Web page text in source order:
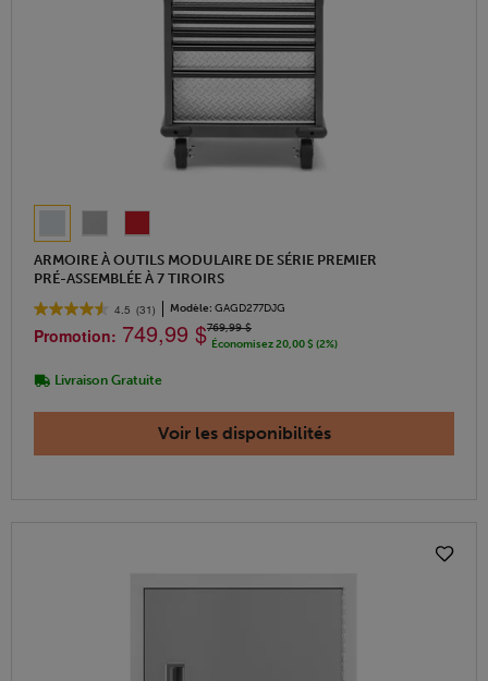
ARMOIRE À OUTILS MODULAIRE DE SÉRIE PREMIER
PRÉ-ASSEMBLÉE À 7 TIROIRS
4.5 (31) Modèle: GAGD277DJG
Promotion: 749,99 $769,99 $
Économisez 20,00 $ (2%)
Livraison Gratuite
Voir les disponibilités